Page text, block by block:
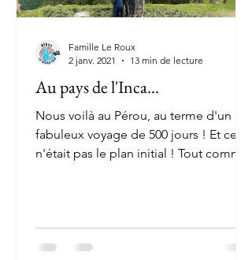
Au pays de l'Inca...
Nous voilà au Pérou, au terme d'un
fabuleux voyage de 500 jours ! Et ce
n'était pas le plan initial ! Tout comme
Famille Le Roux
2 janv. 2021
13 min de lecture